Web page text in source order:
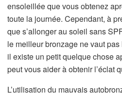
ensoleillée que vous obtenez
toute la journée. Cependant, à
que s’allonger au soleil sans
le meilleur bronzage ne vaut
il existe un petit quelque chose
peut vous aider à obtenir l’éclat
L’utilisation du mauvais